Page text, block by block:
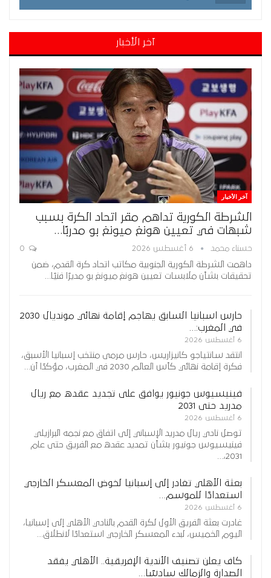
آخر الأخبار
آخر الأخبار
الشرطة الكورية تداهم مقر اتحاد الكرة بسبب
شبهات في تعيين هونغ ميونغ بو مدربًا…
حسناء محمد 6 أغسطس 2026
داهمت الشرطة الكورية الجنوبية مكاتب اتحاد كرة القدم، ضمن
تحقيقات بشأن ملابسات تعيين هونغ ميونغ بو مديرًا فنيًا…
حارس اسبانيا السابق يهاجم إقامة نهائي مونديال 2030
في المغرب:…
6 أغسطس 2026
انتقد سانتياجو كانيزاريس، حارس مرمى منتخب إسبانيا الأسبق،
فكرة إقامة نهائي كأس العالم 2030 في المغرب، مؤكدًا أن…
فينيسيوس جونيور يوافق على تجديد عقده مع ريال
مدريد حتى 2031
6 أغسطس 2026
توصل نادي ريال مدريد الإسباني إلى اتفاق مع نجمه البرازيلي
فينيسيوس جونيور بشأن تمديد عقده مع الفريق حتى عام
2031،…
بعثة الأهلي تغادر إلى إسبانيا لخوض المعسكر الخارجي
استعدادًا للموسم…
6 أغسطس 2026
غادرت بعثة الفريق الأول لكرة القدم بالنادي الأهلي إلى إسبانيا،
اليوم الخميس، لبدء المعسكر الخارجي استعدادًا لانطلاق…
كاف يعلن تصنيف الأندية الإفريقية.. الأهلي يفقد
الصدارة والزمالك سادسًا…